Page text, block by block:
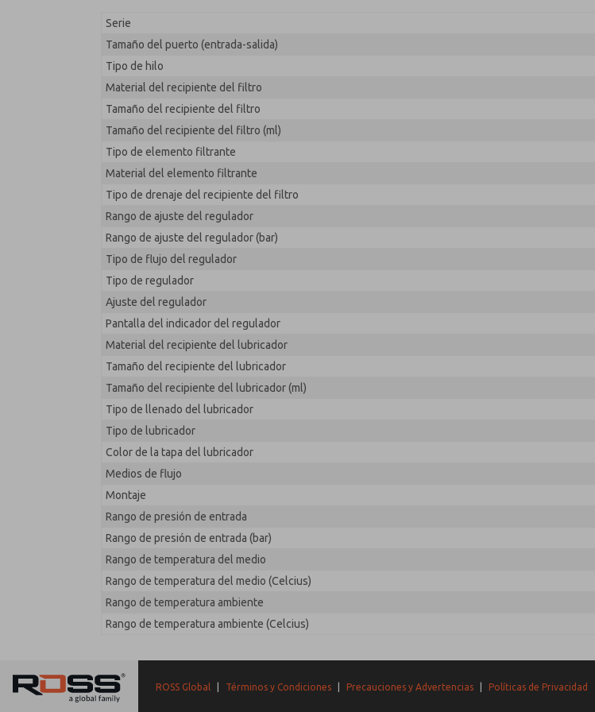
Serie
Tamaño del puerto (entrada-salida)
Tipo de hilo
Material del recipiente del filtro
Tamaño del recipiente del filtro
Tamaño del recipiente del filtro (ml)
Tipo de elemento filtrante
Material del elemento filtrante
Tipo de drenaje del recipiente del filtro
Rango de ajuste del regulador
Rango de ajuste del regulador (bar)
Tipo de flujo del regulador
Tipo de regulador
Ajuste del regulador
Pantalla del indicador del regulador
Material del recipiente del lubricador
Tamaño del recipiente del lubricador
Tamaño del recipiente del lubricador (ml)
Tipo de llenado del lubricador
Tipo de lubricador
Color de la tapa del lubricador
Medios de flujo
Montaje
Rango de presión de entrada
Rango de presión de entrada (bar)
Rango de temperatura del medio
Rango de temperatura del medio (Celcius)
Rango de temperatura ambiente
Rango de temperatura ambiente (Celcius)
ROSS Global Términos y Condiciones Precauciones y Advertencias Políticas de Privacidad